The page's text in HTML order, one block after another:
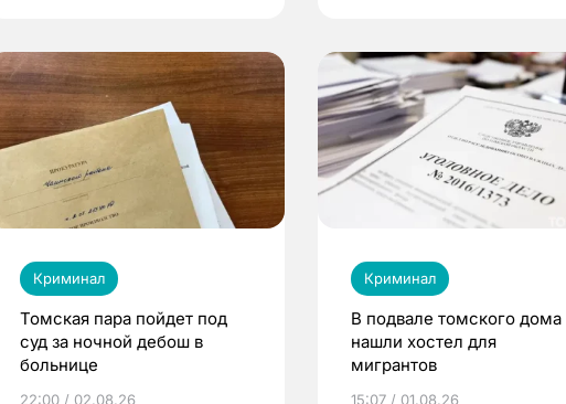
Криминал
Томская пара пойдет под
суд за ночной дебош в
больнице
22:00 / 02.08.26
Криминал
В подвале томского дома
нашли хостел для
мигрантов
15:07 / 01.08.26